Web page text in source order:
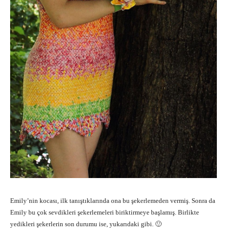
Emily’nin kocası, ilk tanıştıklarında ona bu şekerlemeden vermiş. Sonra da
Emily bu çok sevdikleri şekerlemeleri biriktirmeye başlamış. Birlikte
yedikleri şekerlerin son durumu ise, yukarıdaki gibi. 🙂